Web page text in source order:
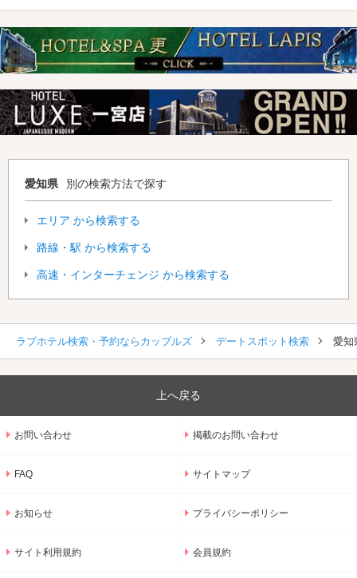
愛知県 別の検索方法で探す
エリア から検索する
路線・駅 から検索する
高速・インターチェンジ から検索する
ラブホテル検索・予約ならカップルズ デートスポット検索 愛知
上へ戻る
お問い合わせ 掲載のお問い合わせ
FAQ サイトマップ
お知らせ プライバシーポリシー
サイト利用規約 会員規約